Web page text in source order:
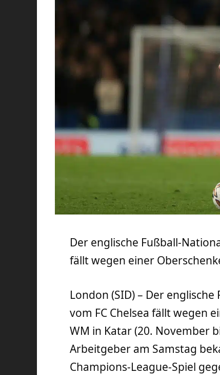
Der englische Fußball-
fällt wegen einer
London (SID) – Der
vom FC Chelsea fällt wegen
WM in Katar (20. November
Arbeitgeber am Samstag
Champions-League-Spiel